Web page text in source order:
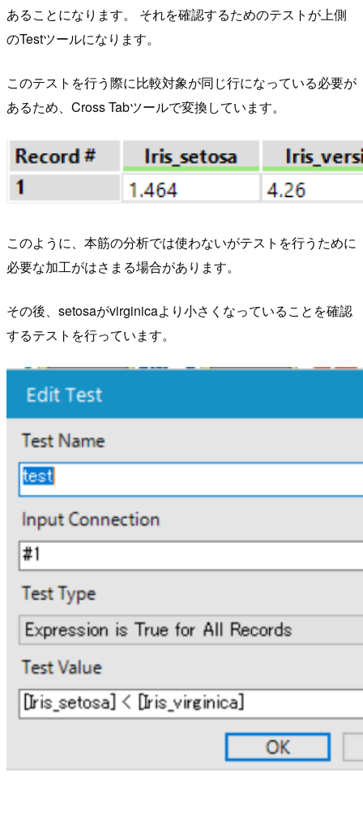
あることになります。 それを確認するためのテストが上側
のTestツールになります。
このテストを行う際に比較対象が同じ行になっている必要が
あるため、Cross Tabツールで変換しています。
このように、本筋の分析では使わないがテストを行うために
必要な加工がはさまる場合があります。
その後、setosaがvirginicaより小さくなっていることを確認
するテストを行っています。